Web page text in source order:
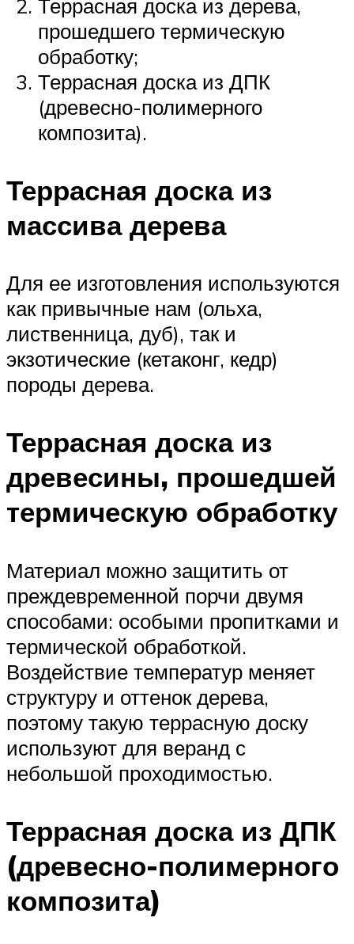
Террасная доска из дерева,
прошедшего термическую
обработку;
Террасная доска из ДПК
(древесно-полимерного
композита).
Террасная доска из
массива дерева
Для ее изготовления используются
как привычные нам (ольха,
лиственница, дуб), так и
экзотические (кетаконг, кедр)
породы дерева.
Террасная доска из
древесины, прошедшей
термическую обработку
Материал можно защитить от
преждевременной порчи двумя
способами: особыми пропитками и
термической обработкой.
Воздействие температур меняет
структуру и оттенок дерева,
поэтому такую террасную доску
используют для веранд с
небольшой проходимостью.
Террасная доска из ДПК
(древесно-полимерного
композита)